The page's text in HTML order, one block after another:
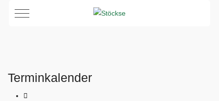
Mobile Menu Toggle
Terminkalender